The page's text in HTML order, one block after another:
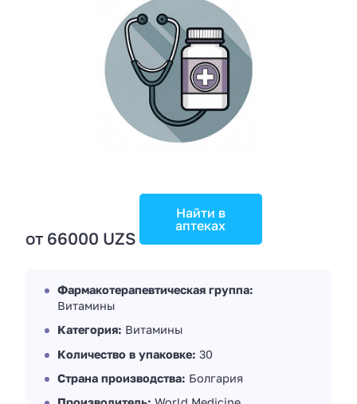
от 66000 UZS
Найти в
аптеках
Фармакотерапевтическая группа:
Витамины
Категория: Витамины
Количество в упаковке: 30
Страна производства: Болгария